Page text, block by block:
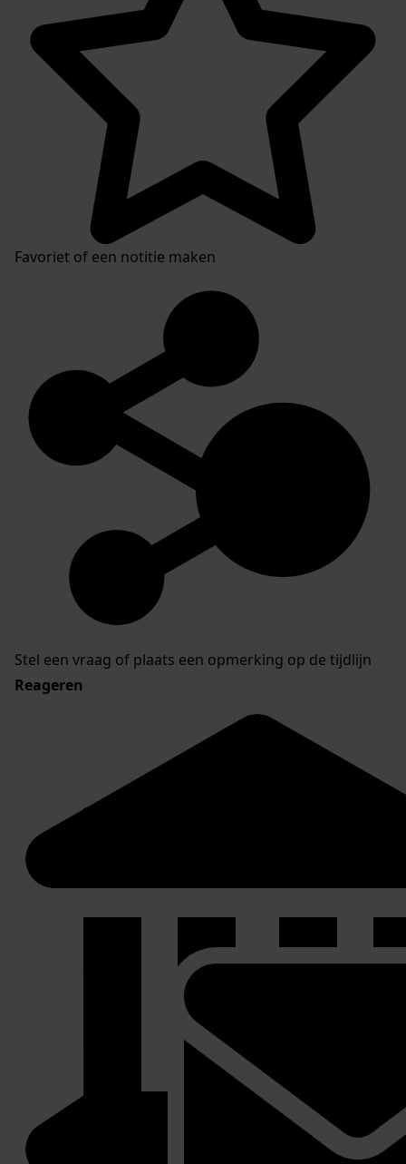
Favoriet of een notitie maken
Stel een vraag of plaats een opmerking op de tijdlijn
Reageren